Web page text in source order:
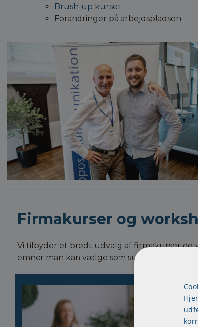
Brush-up kurser
Forandringer på arbejdspladsen
Firmakurser og
Vi tilbyder et bredt udvalg af firmakurser og
emner man kan vælge som